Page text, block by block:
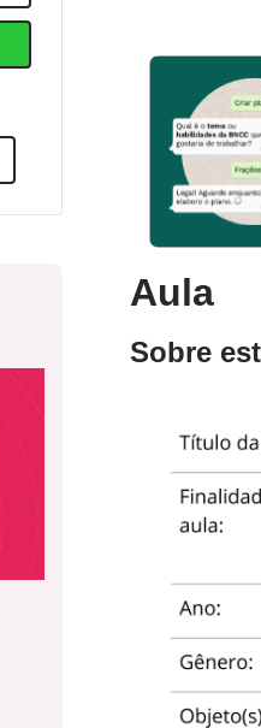
Aula
Sobre